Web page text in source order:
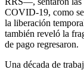
COVID-19, como
la liberación
también reveló la
de pago regresaron.
Una década de